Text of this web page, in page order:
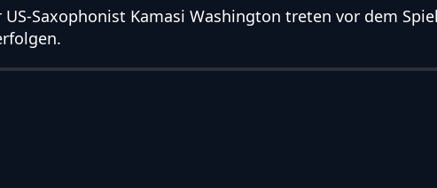
Saxophonist Kamasi Washington treten vor dem